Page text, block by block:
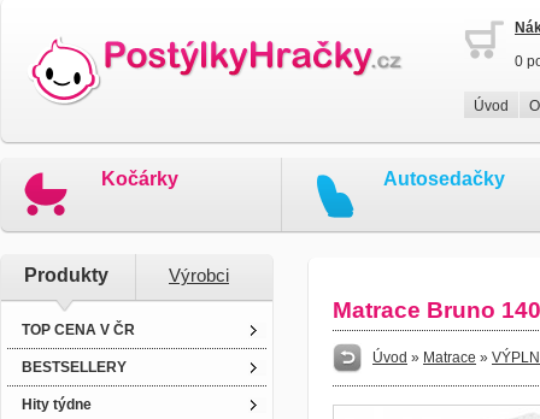
0
Úvod
Kočárky Autosedačky
Produkty Výrobci
TOP CENA V ČR
BESTSELLERY
Hity týdne
Matrace Bruno
Úvod » Matrace »